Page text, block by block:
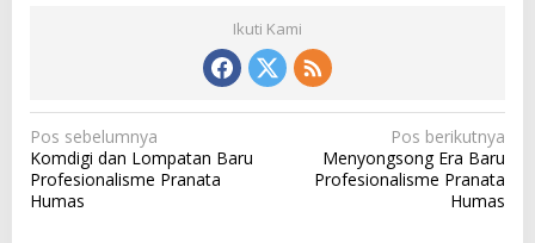
Ikuti Kami
N
a
v
Pos sebelumnya
Komdigi dan Lompatan Baru
Profesionalisme Pranata
Humas
Pos berikutnya
Menyongsong Era Baru
Profesionalisme Pranata
Humas